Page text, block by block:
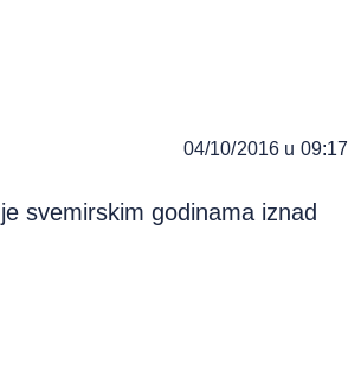
04/10/2016 u 09:17
svemirskim godinama iznad